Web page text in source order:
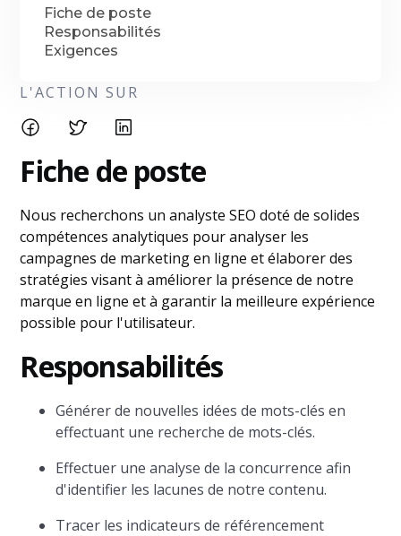
Fiche de poste
Responsabilités
Exigences
L'ACTION SUR
Fiche de poste
Nous recherchons un analyste SEO doté de solides
compétences analytiques pour analyser les
campagnes de marketing en ligne et élaborer des
stratégies visant à améliorer la présence de notre
marque en ligne et à garantir la meilleure expérience
possible pour l'utilisateur.
Responsabilités
Générer de nouvelles idées de mots-clés en
effectuant une recherche de mots-clés.
Effectuer une analyse de la concurrence afin
d'identifier les lacunes de notre contenu.
Tracer les indicateurs de référencement